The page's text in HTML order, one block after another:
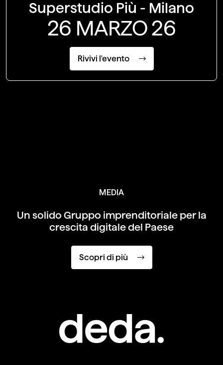
Superstudio Più - Milano
26 MARZO 26
Rivivi l'evento
MEDIA
Un solido Gruppo imprenditoriale perla
crescita digitale del Paese
Scopri di più